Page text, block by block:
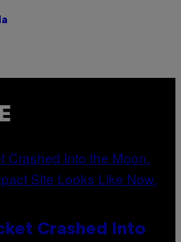
Crashed Into